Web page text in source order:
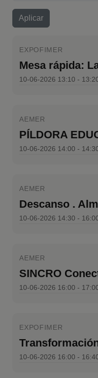
EXPOFIMER
10-06-2026 13:10 -
AEMER
10-06-2026 14:00 -
AEMER
Descanso .
10-06-2026 14:30 -
AEMER
10-06-2026 16:00 -
EXPOFIMER
10-06-2026 16:00 -